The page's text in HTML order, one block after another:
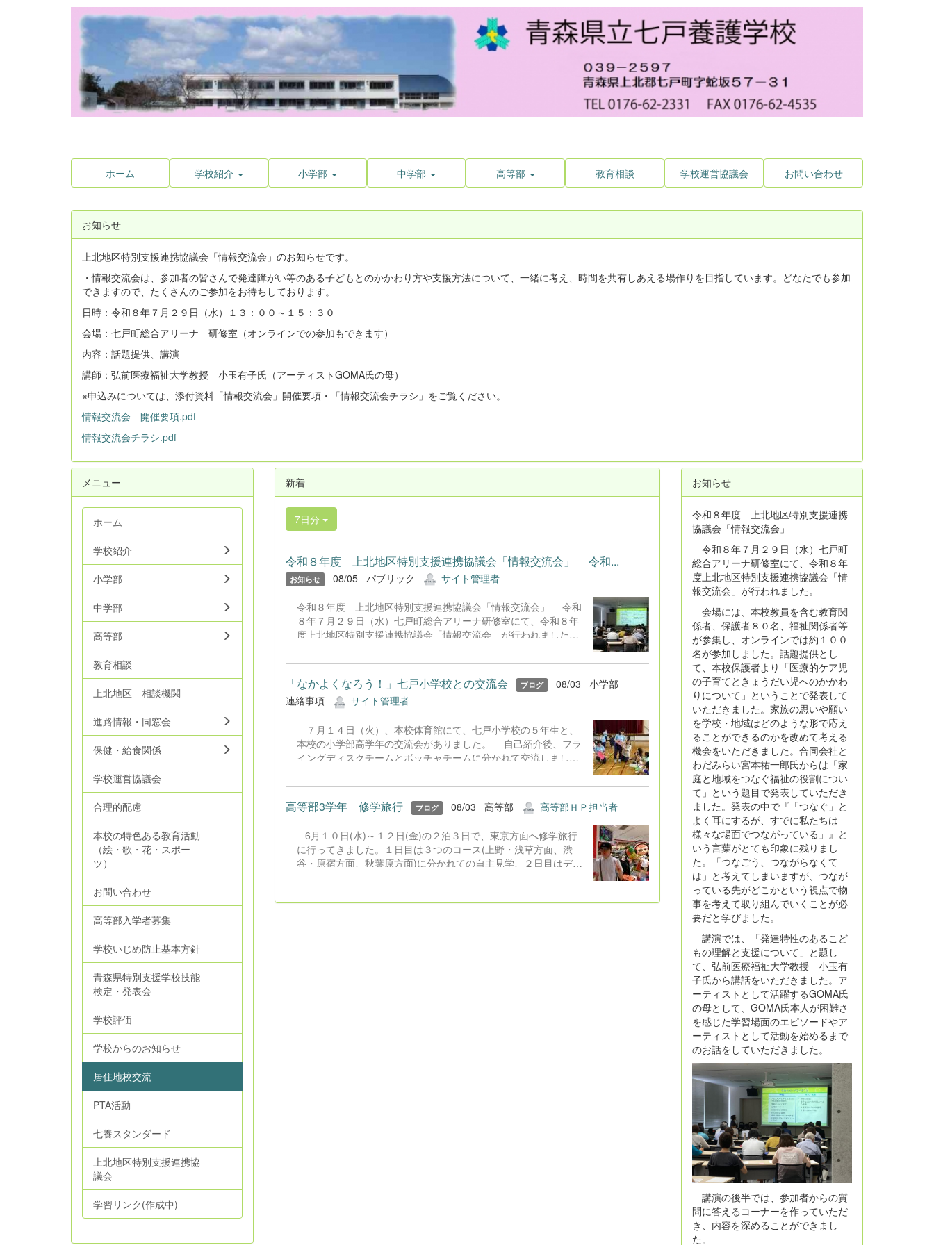
ホーム 学校紹介 小学部 中学部 高等部 教育相談 学校運営協議会 お問い合わせ
お知らせ
上北地区特別支援連携協議会「情報交流会」のお知らせです。
・情報交流会は、参加者の皆さんで発達障がい等のある子どもとのかかわり方や支援方法について、一緒に考え、時間を共有しあえる場作りを目指しています。どなたでも参加
できますので、たくさんのご参加をお待ちしております。
日時：令和８年７月２９日（水）１３：００～１５：３０
会場：七戸町総合アリーナ 研修室（オンラインでの参加もできます）
内容：話題提供、講演
講師：弘前医療福祉大学教授 小玉有子氏（アーティストGOMA氏の母）
※申込みについては、添付資料「情報交流会」開催要項・「情報交流会チラシ」をご覧ください。
情報交流会 開催要項.pdf
情報交流会チラシ.pdf
新着
7日分
令和８年度 上北地区特別支援連携協議会「情報交流会」 令和...
お知らせ 08/05 パブリック サイト管理者
令和８年度 上北地区特別支援連携協議会「情報交流会」 令和
８年７月２９日（水）七戸町総合アリーナ研修室にて、令和８年
度上北地区特別支援連携協議会「情報交流会」が行われました。
係者等が参集し、オンラインでは約１００名が参加しました。話
題提供として、本校保護者より「医療的ケア児の子育てときょう
だい児へのかかわりについて」ということで発表していただきま
した。家族の思いや願いを学校・地域はどのような形で応えるこ
とわだみらい宮本祐一郎氏からは「家庭と地域をつなぐ福祉の役
割について」という題目で発表していただきました。発表の中で
『「つなぐ」とよく耳にするが、すでに私たちは様々な場面でつ
ごう、つながらなくては」と考えてしまいますが、つながってい
る先がどこかという視点で物事を考えて取り組んでいくことが必
要だと学びました。 講演では、「発達特性のあるこどもの理解
と支援について」と題して、弘前医療福祉大学教授 小玉有子氏
から...
「なかよくなろう！」七戸小学校との交流会 ブログ 08/03
小学部
連絡事項
サイト管理者
７月１４日（火）、本校体育館にて、七戸小学校の５年生と、
本校の小学部高学年の交流会がありました。 自己紹介後、フラ
イングディスクチームとボッチャチームに分かれて交流しまし
う」など、みんなで力を合わせて行う特別ルールで取り組みまし
た。次の人にタッチしたり、うまく点数が入ってハイタッチをし
たりするなど、笑顔で触れ合う様子が見られました。 最後は全
う間で、お別れするときは名残惜しく、いつまでも手を振ってい
ました。 次回は１１月に七戸小学校で２回目の交流を行う予定
です。
高等部3学年 修学旅行 ブログ 08/03 高等部 高等部ＨＰ担当者
6月１０日(水)～１２日(金)の２泊３日で、東京方面へ修学旅行
に行ってきました。１日目は３つのコース(上野・浅草方面、渋
谷・原宿方面、秋葉原方面)に分かれての自主見学、２日目はディ
れ、ホテルでは美味しい食事と温泉を堪能し、充実した３日間を
メニュー
ホーム
学校紹介
小学部
中学部
高等部
教育相談
上北地区 相談機関
進路情報・同窓会
保健・給食関係
学校運営協議会
合理的配慮
本校の特色ある教育活動
（絵・歌・花・スポー
ツ）
お問い合わせ
高等部入学者募集
学校いじめ防止基本方針
青森県特別支援学校技能
検定・発表会
学校評価
学校からのお知らせ
居住地校交流
PTA活動
七養スタンダード
上北地区特別支援連携協
議会
学習リンク(作成中)
お知らせ
令和８年度 上北地区特別支援連携
協議会「情報交流会」
令和８年７月２９日（水）七戸町
総合アリーナ研修室にて、令和８年
度上北地区特別支援連携協議会「情
報交流会」が行われました。
会場には、本校教員を含む教育関
係者、保護者８０名、福祉関係者等
が参集し、オンラインでは約１００
名が参加しました。話題提供とし
て、本校保護者より「医療的ケア児
の子育てときょうだい児へのかかわ
りについて」ということで発表して
いただきました。家族の思いや願い
を学校・地域はどのような形で応え
ることができるのかを改めて考える
機会をいただきました。合同会社と
わだみらい宮本祐一郎氏からは「家
庭と地域をつなぐ福祉の役割につい
て」という題目で発表していただき
ました。発表の中で『「つなぐ」と
よく耳にするが、すでに私たちは
様々な場面でつながっている」』と
いう言葉がとても印象に残りまし
た。「つなごう、つながらなくて
は」と考えてしまいますが、つなが
っている先がどこかという視点で物
事を考えて取り組んでいくことが必
要だと学びました。
講演では、「発達特性のあるこど
もの理解と支援について」と題し
て、弘前医療福祉大学教授 小玉有
子氏から講話をいただきました。ア
ーティストとして活躍するGOMA氏
の母として、GOMA氏本人が困難さ
を感じた学習場面のエピソードやア
ーティストとして活動を始めるまで
のお話をしていただきました。
講演の後半では、参加者からの質
問に答えるコーナーを作っていただ
き、内容を深めることができまし
た。